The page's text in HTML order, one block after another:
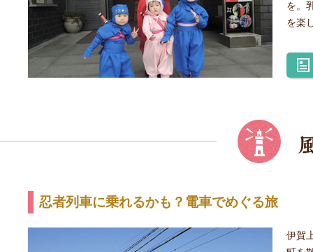
を。
を楽
忍者列車に乗れるかも？電車でめぐる旅
伊賀